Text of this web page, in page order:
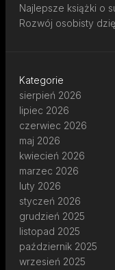
Najlepsze książki o
Rozwój osobisty
Kategorie
sierpień 2026
lipiec 2026
czerwiec 2026
maj 2026
kwiecień 2026
marzec 2026
luty 2026
styczeń 2026
grudzień 2025
listopad 2025
październik 2025
wrzesień 2025